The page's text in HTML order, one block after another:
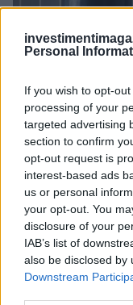
Personal
If you wish to opt-
processing of your
targeted advertising
section to confirm
opt-out request is
interest-based ads
us or personal
your opt-out. You
disclosure of your
IAB’s list of
also be disclosed by
Downstream
Petrolio in calo:
materie prime
Andrea Innocenti · 6 Ago